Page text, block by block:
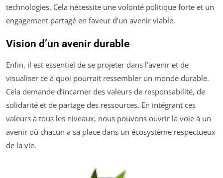
technologies. Cela nécessite une volonté politique forte et un
engagement partagé en faveur d’un avenir viable.
Vision d’un avenir durable
Enfin, il est essentiel de se projeter dans l’avenir et de
visualiser ce à quoi pourrait ressembler un monde durable.
Cela demande d’incarner des valeurs de responsabilité, de
solidarité et de partage des ressources. En intégrant ces
valeurs à tous les niveaux, nous pouvons ouvrir la voie à un
avenir où chacun a sa place dans un écosystème respectueux
de la vie.